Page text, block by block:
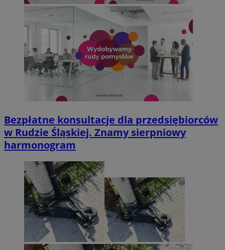
Bezpłatne konsultacje dla przedsiębiorców
w Rudzie Śląskiej. Znamy sierpniowy
harmonogram